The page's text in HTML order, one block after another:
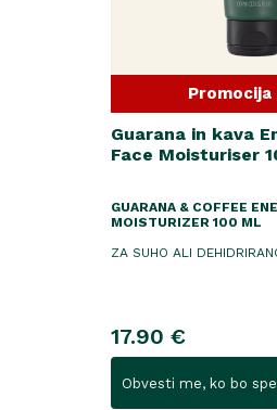
Promocija
Guarana in kava
Face Moisturiser
GUARANA & COFFEE
MOISTURIZER 100 ML
ZA SUHO ALI
17.90 €
Obvesti me, ko bo